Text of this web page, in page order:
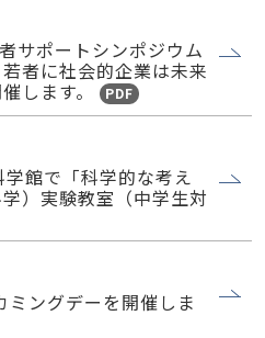
サポートシンポジウム
者に社会的企業は未来
します。 PDF
館で「科学的な考え
）実験教室（中学生対
ングデーを開催しま